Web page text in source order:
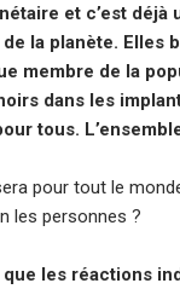
et c’est
la planète.
membre de la
dans les
tous.
pour tout le
les personnes ?
que les réactions